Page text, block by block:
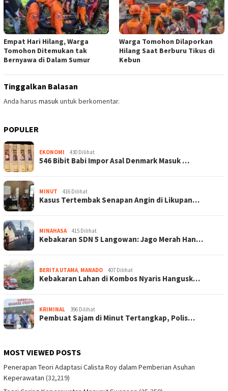
Empat Hari Hilang, Warga
Tomohon Ditemukan tak
Bernyawa di Dalam Sumur
Warga Tomohon Dilaporkan
Hilang Saat Berburu Tikus di
Kebun
Tinggalkan Balasan
Anda harus masukuntuk berkomentar.
POPULER
EKONOMI 430 Dilihat
546 Bibit Babi Impor Asal Denmark Masuk …
MINUT 416 Dilihat
Kasus Tertembak Senapan Angin di Likupan…
MINAHASA 415 Dilihat
Kebakaran SDN 5 Langowan: Jago Merah Han…
BERITA UTAMA MANADO 407 Dilihat
Kebakaran Lahan di Kombos Nyaris Hangusk…
KRIMINAL 396 Dilihat
Pembuat Sajam di Minut Tertangkap, Polis…
MOST VIEWED POSTS
Penerapan Teori Adaptasi Calista Roy dalam Pemberian Asuhan
Keperawatan (32,219)